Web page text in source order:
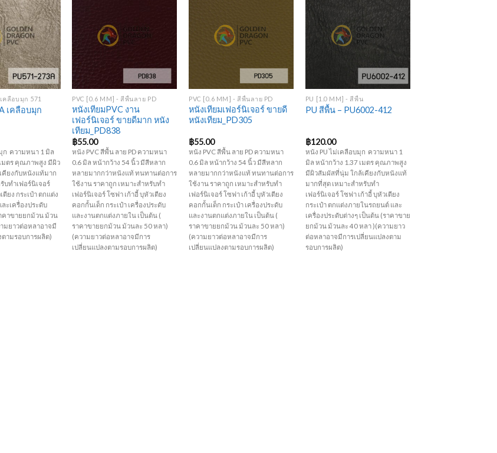
Add to
Wishlist
คลือบมุก 571
เคลือบมุก
ก ความหนา 1 มิล
มตร คุณภาพสูง มีผิว
คียงกับหนังแท้มาก
บทำเฟอร์นิเจอร์
ตียง กระเป๋า ตกแต่ง
ะเครื่องประดับ
คาขายยกม้วน ม้วน
มยาวต่อหลาอาจมี
ตามรอบการผลิต)
Add to
PVC [0.6 MM] - สีพื้นลาย PD
หนังเทียมPVC งาน
เฟอร์นิเจอร์ ขายดีมาก หนัง
เทียม_PD838
฿55.00
หนัง PVC สีพื้น ลาย PD ความหนา
0.6 มิล หน้ากว้าง 54 นิ้ว มีสีหลาก
หลายมากกว่าหนังแท้ ทนทานต่อการ
ใช้งาน ราคาถูก เหมาะสำหรับทำ
เฟอร์นิเจอร์ โซฟา เก้าอี้ บุหัวเตียง
คอกกั้นเด็ก กระเป๋า เครื่องประดับ
และงานตกแต่งภายใน เป็นต้น (
ราคาขายยกม้วน ม้วนละ 50 หลา)
(ความยาวต่อหลาอาจมีการ
เปลี่ยนแปลงตามรอบการผลิต)
Add to
PVC [0.6 MM] - สีพื้นลาย PD
หนังเทียมเฟอร์นิเจอร์ ขายดี
หนังเทียม_PD305
฿55.00
หนัง PVC สีพื้น ลาย PD ความหนา
0.6 มิล หน้ากว้าง 54 นิ้ว มีสีหลาก
หลายมากกว่าหนังแท้ ทนทานต่อการ
ใช้งาน ราคาถูก เหมาะสำหรับทำ
เฟอร์นิเจอร์ โซฟา เก้าอี้ บุหัวเตียง
คอกกั้นเด็ก กระเป๋า เครื่องประดับ
และงานตกแต่งภายใน เป็นต้น (
ราคาขายยกม้วน ม้วนละ 50 หลา)
(ความยาวต่อหลาอาจมีการ
เปลี่ยนแปลงตามรอบการผลิต)
Add to
Wishlist
PU [1.0 MM] - สีพื้น
PU สีพื้น – PU6002-412
฿120.00
หนัง PU ไม่เคลือบมุก ความหนา 1
มิล หน้ากว้าง 1.37 เมตร คุณภาพสูง
มีผิวสัมผัสที่นุ่ม ใกล้เคียงกับหนังแท้
มากที่สุด เหมาะสำหรับทำ
เฟอร์นิเจอร์ โซฟา เก้าอี้ บุหัวเตียง
กระเป๋า ตกแต่งภายในรถยนต์ และ
เครื่องประดับต่างๆ เป็นต้น (ราคาขาย
ยกม้วน ม้วนละ 40 หลา )(ความยาว
ต่อหลาอาจมีการเปลี่ยนแปลงตาม
รอบการผลิต)